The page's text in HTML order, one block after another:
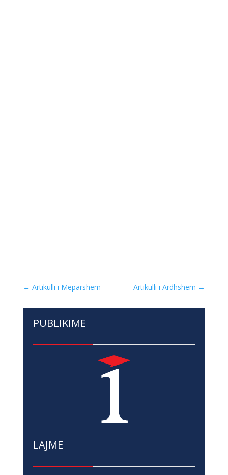
← Artikulli i Mëparshëm Artikulli i Ardhshëm →
PUBLIKIME
LAJME